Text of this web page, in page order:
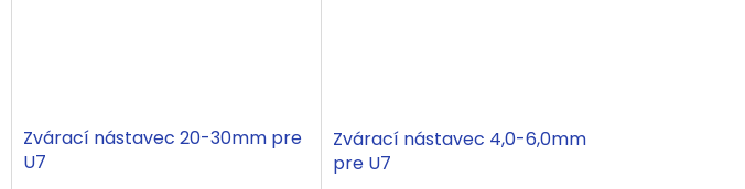
Zvárací nástavec 20-30mm pre
U7
Zvárací nástavec 4,0-6,0mm
pre U7